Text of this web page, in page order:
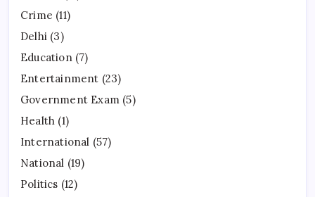
Crime (11)
Delhi (3)
Education(7)
Entertainment (23)
Government Exam (5)
Health (1)
International (57)
National (19)
Politics (12)